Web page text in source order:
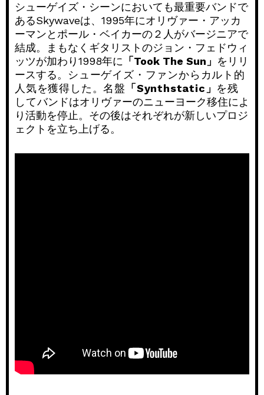
シューゲイズ・シーンにおいても最重要バンドで
あるSkywaveは、1995年にオリヴァー・アッカ
ーマンとポール・ベイカーの２人がバージニアで
結成。まもなくギタリストのジョン・フェドウィ
ッツが加わり1998年に 「Took The Sun」 をリリ
ースする。 シューゲイズ・ファンからカルト的
人気を獲得した。名盤 「Synthstatic」 を残
してバンドはオリヴァーのニューヨーク移住によ
り活動を停止。その後はそれぞれが新しいプロジ
ェクトを立ち上げる。